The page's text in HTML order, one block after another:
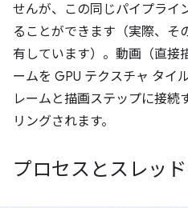
せんが、この同じパイプライ
ることができます（実際、そ
有しています）。動画（直接
ームを GPU テクスチャ タイ
レームと描画ステップに接続
リングされます。
プロセスとスレッ